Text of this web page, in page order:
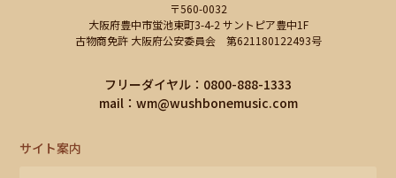
〒560-0032
大阪府豊中市蛍池東町3-4-2 サントピア豊中1F
古物商免許 大阪府公安委員会 第621180122493号
フリーダイヤル：0800-888-1333
mail： wm@wushbonemusic.com
サイト案内